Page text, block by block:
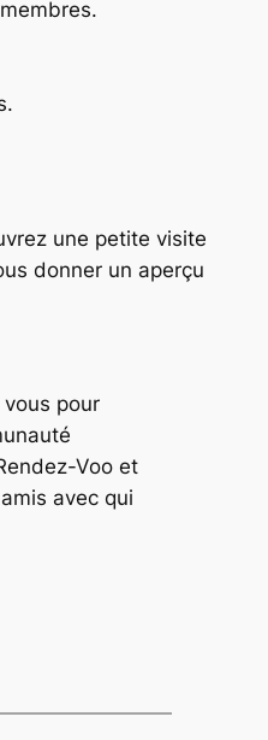
une petite visite
donner un aperçu
vous pour
Voo et
avec qui